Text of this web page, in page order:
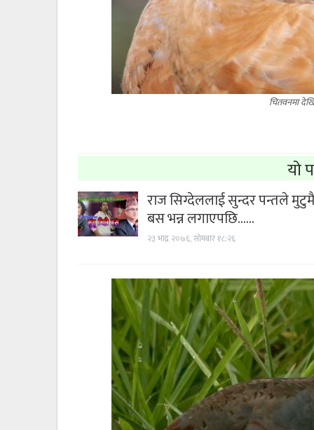
चितवनमा
यो
राज सिग्देललाई सुन्दर पन्तले मुटुमै
बस भन्न लगाएपछि……
२३ भाद्र २०७६, सोमबार १८:२६